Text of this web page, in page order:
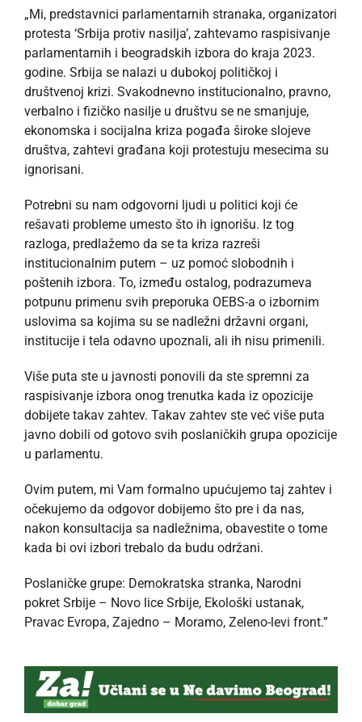
„Mi, predstavnici parlamentarnih stranaka, organizatori
protesta ‘Srbija protiv nasilja’, zahtevamo raspisivanje
parlamentarnih i beogradskih izbora do kraja 2023.
godine. Srbija se nalazi u dubokoj političkoj i
društvenoj krizi. Svakodnevno institucionalno, pravno,
verbalno i fizičko nasilje u društvu se ne smanjuje,
ekonomska i socijalna kriza pogađa široke slojeve
društva, zahtevi građana koji protestuju mesecima su
ignorisani.
Potrebni su nam odgovorni ljudi u politici koji će
rešavati probleme umesto što ih ignorišu. Iz tog
razloga, predlažemo da se ta kriza razreši
institucionalnim putem – uz pomoć slobodnih i
poštenih izbora. To, između ostalog, podrazumeva
potpunu primenu svih preporuka OEBS-a o izbornim
uslovima sa kojima su se nadležni državni organi,
institucije i tela odavno upoznali, ali ih nisu primenili.
Više puta ste u javnosti ponovili da ste spremni za
raspisivanje izbora onog trenutka kada iz opozicije
dobijete takav zahtev. Takav zahtev ste već više puta
javno dobili od gotovo svih poslaničkih grupa opozicije
u parlamentu.
Ovim putem, mi Vam formalno upućujemo taj zahtev i
očekujemo da odgovor dobijemo što pre i da nas,
nakon konsultacija sa nadležnima, obavestite o tome
kada bi ovi izbori trebalo da budu održani.
Poslaničke grupe: Demokratska stranka, Narodni
pokret Srbije – Novo lice Srbije, Ekološki ustanak,
Pravac Evropa, Zajedno – Moramo, Zeleno-levi front.”